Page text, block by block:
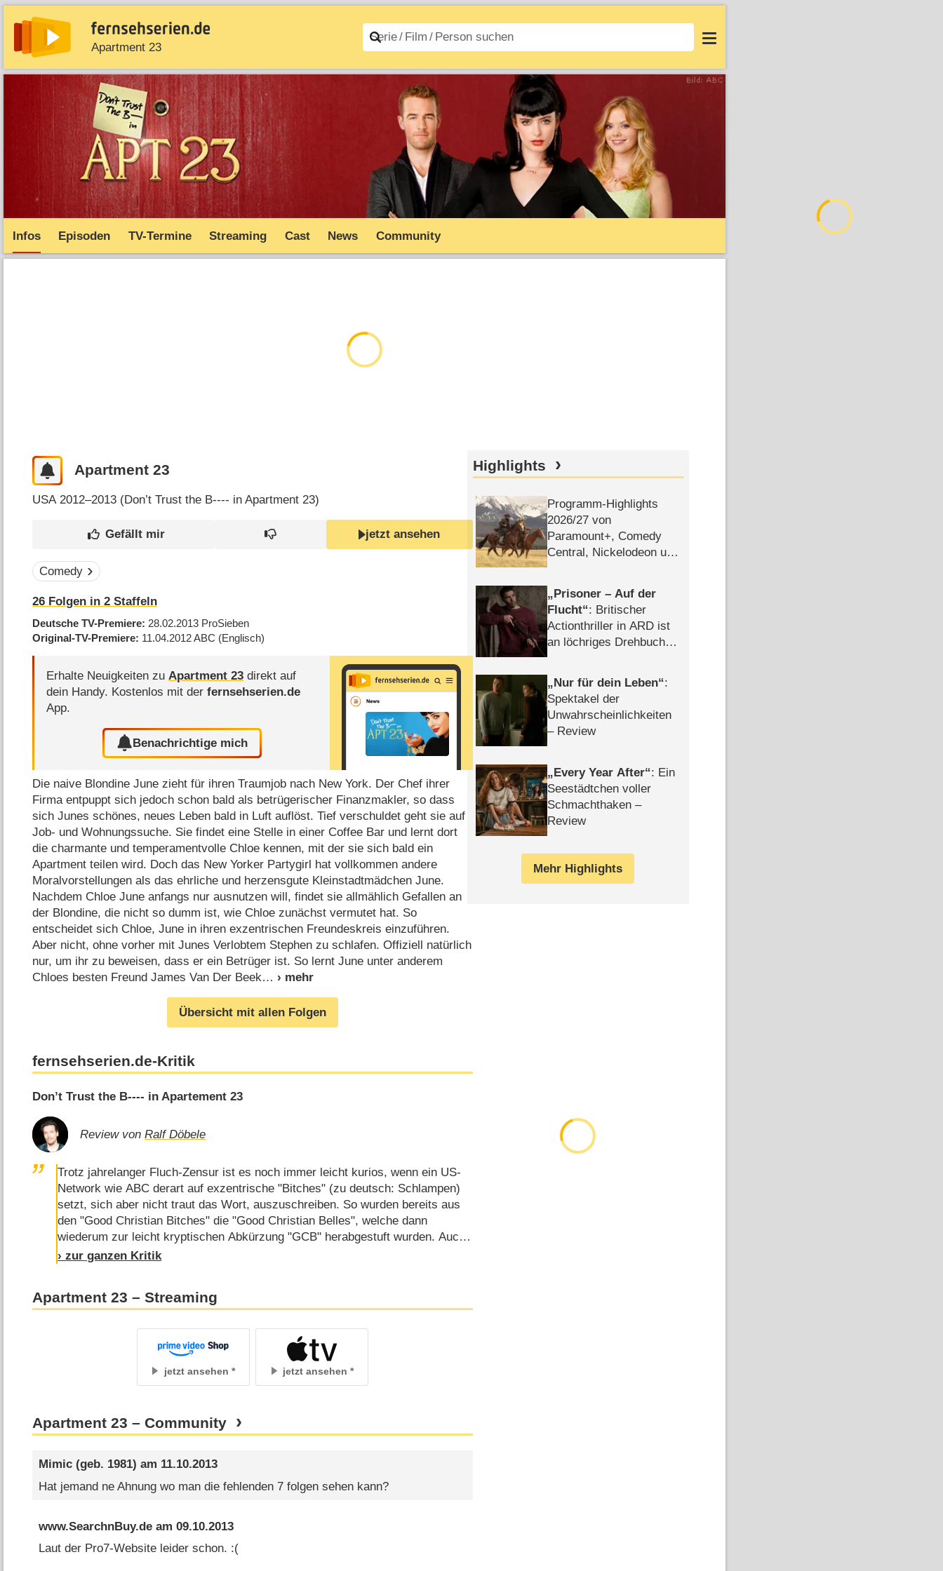
Apartment 23
News Entdecken Streaming Filme A–Z Login
Infos Episoden TV-Termine Streaming Cast News Community
Apartment 23
USA 2012–2013 (Don’t Trust the B---- in Apartment 23)
jetzt ansehen
Comedy
26 Folgen in2 Staffeln
Deutsche TV-Premiere 28.02.2013 ProSieben
Original-TV-Premiere 11.04.2012ABC (Englisch)
Erhalte Neuigkeiten zuApartment 23 direkt auf
dein Handy. Kostenlos mit derfernsehserien.de
App.
Benachrichtige mich
Die naive Blondine June zieht für ihren Traumjob nach New York. Der Chef ihrer
Firma entpuppt sich jedoch schon bald als betrügerischer Finanzmakler, so dass
sich Junes schönes, neues Leben bald in Luft auflöst. Tief verschuldet geht sie auf
Job- und Wohnungssuche. Sie findet eine Stelle in einer Coffee Bar und lernt dort
die charmante und temperamentvolle Chloe kennen, mit der sie sich bald ein
Apartment teilen wird. Doch das New Yorker Partygirl hat vollkommen andere
Moralvorstellungen als das ehrliche und herzensgute Kleinstadtmädchen June.
Nachdem Chloe June anfangs nur ausnutzen will, findet sie allmählich Gefallen an
der Blondine, die nicht so dumm ist, wie Chloe zunächst vermutet hat. So
entscheidet sich Chloe, June in ihren exzentrischen Freundeskreis einzuführen.
Aber nicht, ohne vorher mit Junes Verlobtem Stephen zu schlafen. Offiziell natürlich
nur, um ihr zu beweisen, dass er ein Betrüger ist. So lernt June unter anderem
Chloes besten Freund James Van Der Beek
Übersicht mit allen Folgen
fernsehserien.de-Kritik
Don’t Trust the B---- in Apartement 23
Review vonRalf Döbele
Trotz jahrelanger Fluch-Zensur ist es noch immer leicht kurios, wenn ein US-
Network wie ABC derart auf exzentrische "Bitches" (zu deutsch: Schlampen)
setzt, sich aber nicht traut das Wort, auszuschreiben. So wurden bereits aus
den "Good Christian Bitches" die "Good Christian Belles", welche dann
wiederum zur leicht kryptischen Abkürzung "GCB" herabgestuft wurden. Auch
"Don't Trust the Bitch in Apartment 23" musste eine Buchstaben-Amputation im
› zur ganzen Kritik
Apartment 23 – Streaming
jetzt ansehen jetzt ansehen
Apartment 23 – Community
Mimic(geb. 1981) am 11.10.2013
Hat jemand ne Ahnung wo man die fehlenden 7 folgen sehen kann?
www.SearchnBuy.deam 09.10.2013
Laut der Pro7-Website leider schon. :(
Highlights
Programm-Highlights
2026/​27 von
Paramount+, Comedy
Central, Nickelodeon und
Prisoner – Auf der
Flucht : Britischer
Actionthriller in ARD ist
an löchriges Drehbuch
Nur für dein Leben :
Spektakel der
Unwahrscheinlichkeiten
– Review
Every Year After : Ein
Seestädtchen voller
Schmachthaken –
Review
Mehr Highlights